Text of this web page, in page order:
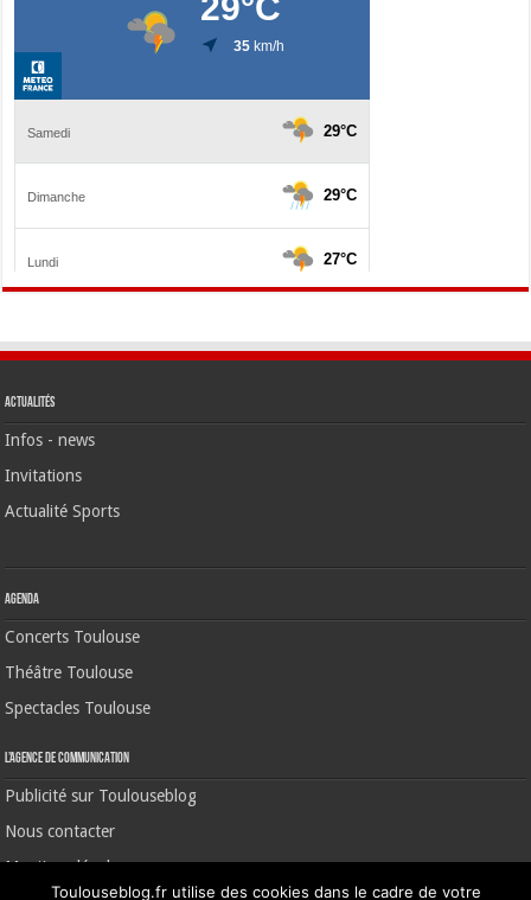
Actualités
Infos - news
Invitations
Actualité Sports
Agenda
Concerts Toulouse
Théâtre Toulouse
Spectacles Toulouse
L’agence de communication
Publicité sur Toulouseblog
Nous contacter
Mentions légales
Toulouseblog.fr utilise des cookies dans le cadre de votre